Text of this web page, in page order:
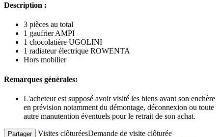
Description :
3 pièces au total
1 gaufrier AMPI
1 chocolatière UGOLINI
1 radiateur électrique ROWENTA
Hors mobilier
Remarques générales:
L'acheteur est supposé avoir visité les biens avant son enchère
en prévision notamment du démontage, déconnexion ou toute
autre manutention éventuels pour le retrait de son achat.
Partager Visites clôturéesDemande de visite clôturée